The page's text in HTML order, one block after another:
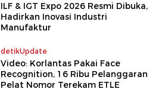
ILF & IGT Expo 2026 Resmi Dibuka,
Hadirkan Inovasi Industri
Manufaktur
detikUpdate
Video: Korlantas Pakai Face
Recognition, 16 Ribu Pelanggaran
Pelat Nomor Terekam ETLE